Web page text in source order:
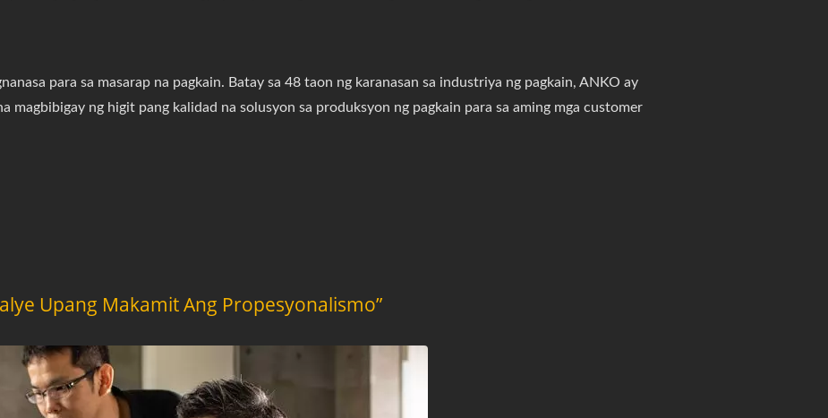
para sa masarap na pagkain. Batay sa 48 taon ng karanasan sa industriya ng pagkain, ANKO ay
magbibigay ng higit pang kalidad na solusyon sa produksyon ng pagkain para sa aming mga customer
Upang Makamit Ang Propesyonalismo”